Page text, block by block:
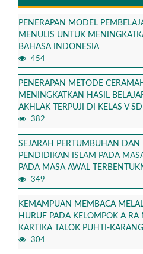
PENERAPAN MODEL
MENULIS UNTUK
BAHASA INDONESIA
454
PENERAPAN METODE
MENINGKATKAN HASIL
AKHLAK TERPUJI DI KELAS V
382
SEJARAH PERTUMBUHAN DAN
PENDIDIKAN ISLAM PADA
PADA MASA AWAL
349
KEMAMPUAN MEMBACA
HURUF PADA KELOMPOK A
KARTIKA TALOK PUHTI-
304